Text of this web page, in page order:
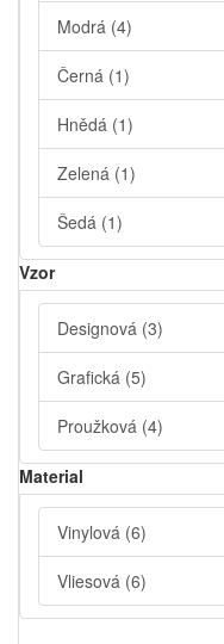
Modrá (4)
Černá (1)
Hnědá (1)
Zelená (1)
Šedá (1)
Vzor
Designová (3)
Grafická (5)
Proužková (4)
Material
Vinylová (6)
Vliesová (6)